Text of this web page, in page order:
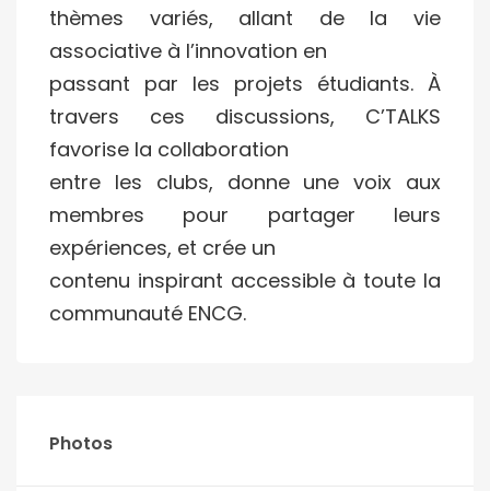
thèmes variés, allant de la vie
associative à l’innovation en
passant par les projets étudiants. À
travers ces discussions, C’TALKS
favorise la collaboration
entre les clubs, donne une voix aux
membres pour partager leurs
expériences, et crée un
contenu inspirant accessible à toute la
communauté ENCG.
Photos